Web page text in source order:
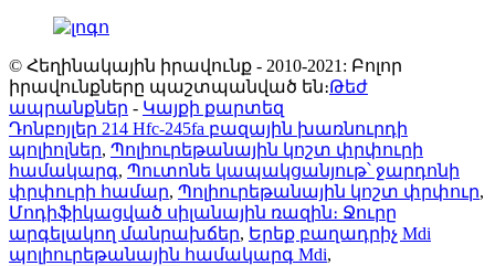
© Հեղինակային իրավունք - 2010-2021: Բոլոր
իրավունքները պաշտպանված են։Թեժ
ապրանքներ - Կայքի քարտեզ
Դոնբոյլեր 214 Hfc-245fa բազային խառնուրդի
պոլիոլներ, Պոլիուրեթանային կոշտ փրփուրի
համակարգ, Պուտոնե կապակցանյութ՝ ջարդոնի
փրփուրի համար, Պոլիուրեթանային կոշտ փրփուր,
Մոդիֆիկացված սիլանային ռազին։ Ջուրը
արգելակող մանրախճեր, Երեք բաղադրիչ Mdi
պոլիուրեթանային համակարգ Mdi,